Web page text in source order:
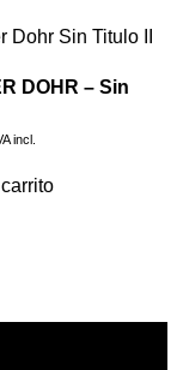
DOHR – Sin
incl.